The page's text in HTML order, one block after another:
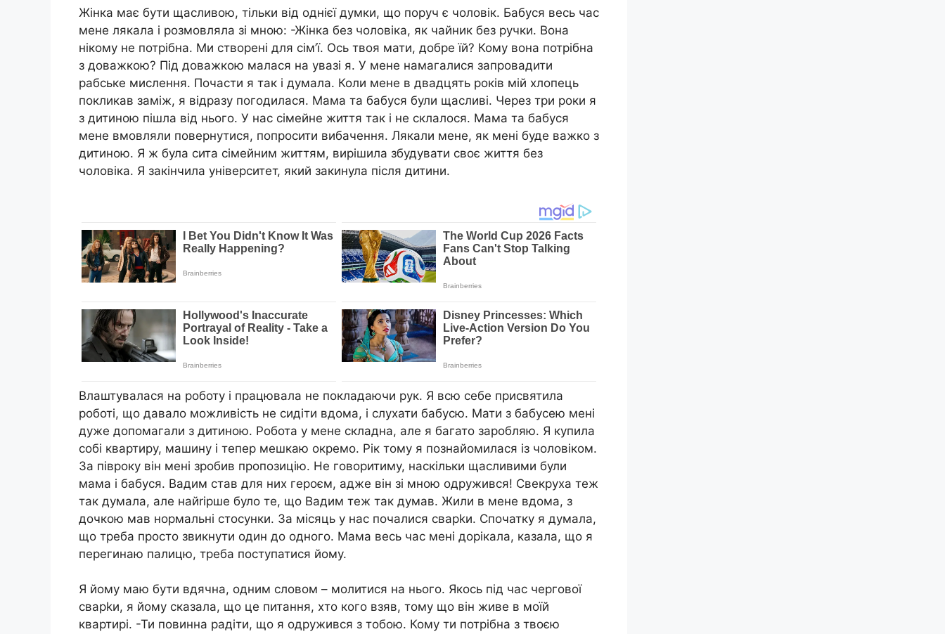
Жінка має бути щасливою, тільки від однієї думки, що поруч є чоловік. Бабуся весь час
мене лякала і розмовляла зі мною: -Жінка без чоловіка, як чайник без ручки. Вона
нікому не потрібна. Ми створені для сім’ї. Ось твоя мати, добре їй? Кому вона потрібна
з доважкою? Під доважкою малася на увазі я. У мене намагалися запровадити
рабське мислення. Почасти я так і думала. Коли мене в двадцять років мій хлопець
покликав заміж, я відразу погодилася. Мама та бабуся були щасливі. Через три роки я
з дитиною пішла від нього. У нас сімейне життя так і не склалося. Мама та бабуся
мене вмовляли повернутися, попросити вибачення. Лякали мене, як мені буде важко з
дитиною. Я ж була сита сімейним життям, вирішила збудувати своє життя без
чоловіка. Я закінчила університет, який закинула після дитини.
Влаштувалася на роботу і працювала не покладаючи рук. Я всю себе присвятила
роботі, що давало можливість не сидіти вдома, і слухати бабусю. Мати з бабусею мені
дуже допомагали з дитиною. Робота у мене складна, але я багато заробляю. Я купила
собі квартиру, машину і тепер мешкаю окремо. Рік тому я познайомилася із чоловіком.
За півроку він мені зробив пропозицію. Не говоритиму, наскільки щасливими були
мама і бабуся. Вадим став для них героєм, адже він зі мною одружився! Свекруха теж
так думала, але найrірше було те, що Вадим теж так думав. Жили в мене вдома, з
дочкою мав нормальні стосунки. За місяць у нас почалися сварkи. Спочатку я думала,
що треба просто звикнути один до одного. Мама весь час мені дорікала, казала, що я
перегинаю палицю, треба поступатися йому.
Я йому маю бути вдячна, одним словом – молитися на нього. Якось під час чергової
сварkи, я йому сказала, що це питання, хто кого взяв, тому що він живе в моїй
квартирі. -Ти повинна радіти, що я одружився з тобою. Кому ти потрібна з твоєю